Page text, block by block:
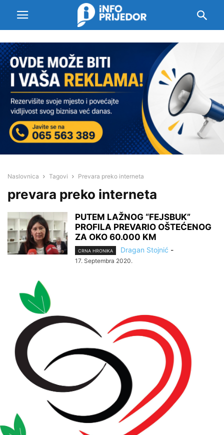
Naslovnica Tagovi Prevara preko interneta
prevara preko interneta
PUTEM LAŽNOG “FEJSBUK”
PROFILA PREVARIO OŠTEĆENOG
ZA OKO 60.000 KM
CRNA HRONIKA Dragan Stojnić -
17. Septembra 2020.